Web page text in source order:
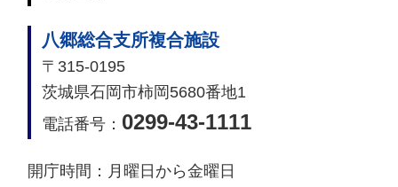
八郷総合支所複合施設
〒315-0195
茨城県石岡市柿岡5680番地1
電話番号： 0299-43-1111
開庁時間： 月曜日から金曜日